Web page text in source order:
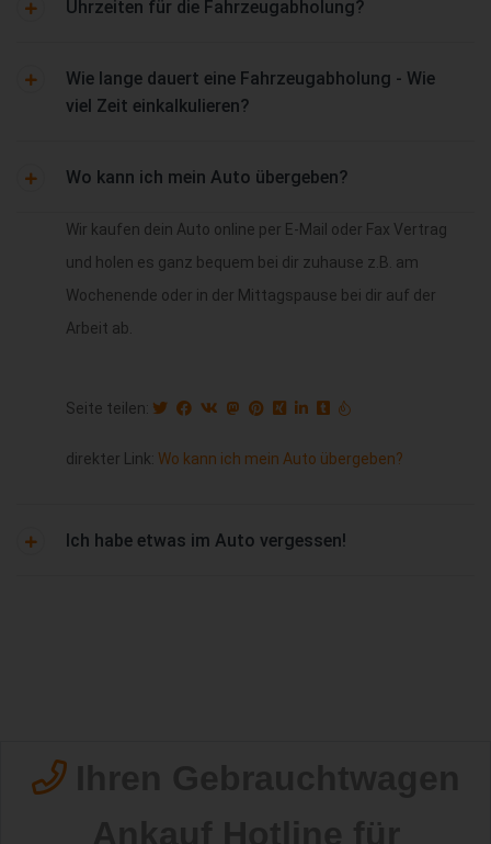
Uhrzeiten für die Fahrzeugabholung?
Wie lange dauert eine Fahrzeugabholung - Wie
viel Zeit einkalkulieren?
Wo kann ich mein Auto übergeben?
Wir kaufen dein Auto online per E-Mail oder Fax Vertrag
und holen es ganz bequem bei dir zuhause z.B. am
Wochenende oder in der Mittagspause bei dir auf der
Arbeit ab.
Seite teilen:
direkter Link: Wo kann ich mein Auto übergeben?
Ich habe etwas im Auto vergessen!